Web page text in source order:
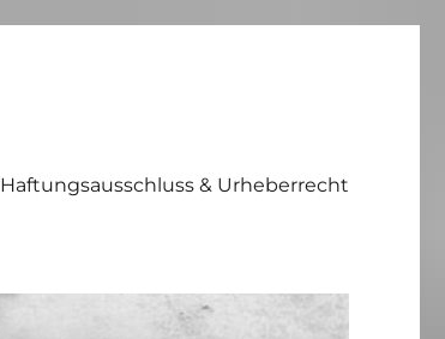
Haftungsausschluss & Urheberrecht